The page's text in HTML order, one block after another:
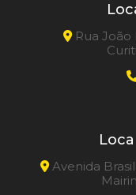
Rua João
Avenida Brasil